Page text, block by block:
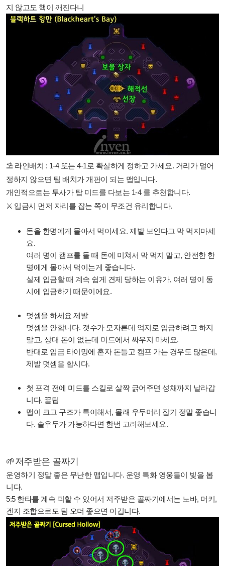
지 않고도 핵이 깨진다니
⛱ 라인배치 : 1-4 또는 4-1로 확실하게 정하고 가세요. 거리가 멀어
정하지 않으면 팀 배치가 개판이 되는 맵입니다.
개인적으로는 투사가 탑 미드를 다보는 1-4 를 추천합니다.
⚔ 입금시 먼저 자리를 잡는 쪽이 무조건 유리합니다.
돈을 한명에게 몰아서 먹이세요. 제발 보인다고 막 먹지마세
요.
여러 명이 캠프를 돌 때 돈에 미쳐서 막 먹지 말고, 안전한 한
명에게 몰아서 먹이는게 좋습니다.
실제 입금할 때 계속 쉽게 견제 당하는 이유가, 여러 명이 동
시에 입금하기 때문이에요.
덧셈을 하세요 제발
덧셈을 안합니다. 갯수가 모자른데 억지로 입금하려고 하지
말고, 상대 돈이 없는데 미드에서 싸우지 마세요.
반대로 입금 타이밍에 혼자 돈들고 캠프 가는 경우도 많은데,
제발 덧셈을 합시다.
첫 포격 전에 미드를 스킬로 살짝 긁어주면 성채까지 날라갑
니다. 꿀팁
맵이 크고 구조가 특이해서, 몰래 우두머리 잡기 정말 좋습니
다. 솔우두가 가능하다면 한번 고려해보세요.
🌱저주받은 골짜기
운영하기 정말 좋은 무난한 맵입니다. 운영 특화 영웅들이 빛을 봅
니다.
5:5 한타를 계속 피할 수 있어서 저주받은 골짜기에서는 노바, 머키,
겐지 조합으로도 팀 오더 좋으면 이깁니다.